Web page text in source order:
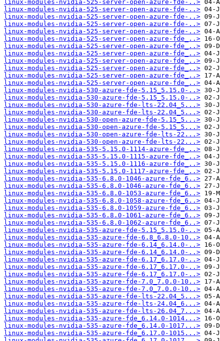
linux-modules-nvidia-525-server-open-azure-fde-..>
linux-modules-nvidia-525-server-open-azure-fde-..>
linux-modules-nvidia-525-server-open-azure-fde-..>
linux-modules-nvidia-525-server-open-azure-fde-..>
linux-modules-nvidia-525-server-open-azure-fde-..>
linux-modules-nvidia-525-server-open-azure-fde_..>
linux-modules-nvidia-525-server-open-azure-fde_..>
linux-modules-nvidia-525-server-open-azure-fde_..>
linux-modules-nvidia-525-server-open-azure-fde_..>
linux-modules-nvidia-525-server-open-azure-fde_..>
linux-modules-nvidia-525-server-open-azure-fde_..>
linux-modules-nvidia-525-server-open-azure-fde_..>
linux-modules-nvidia-530-azure-fde-5.15_5.15.0-..>
linux-modules-nvidia-530-azure-fde-5.15_5.15.0-..>
linux-modules-nvidia-530-azure-fde-lts-22.04_5...>
linux-modules-nvidia-530-azure-fde-lts-22.04_5...>
linux-modules-nvidia-530-open-azure-fde-5.15_5...>
linux-modules-nvidia-530-open-azure-fde-5.15_5...>
linux-modules-nvidia-530-open-azure-fde-lts-22...>
linux-modules-nvidia-530-open-azure-fde-lts-22...>
linux-modules-nvidia-535-5.15.0-1114-azure-fde_..>
linux-modules-nvidia-535-5.15.0-1115-azure-fde_..>
linux-modules-nvidia-535-5.15.0-1116-azure-fde_..>
linux-modules-nvidia-535-5.15.0-1117-azure-fde_..>
linux-modules-nvidia-535-6.8.0-1046-azure-fde_6..>
linux-modules-nvidia-535-6.8.0-1046-azure-fde_6..>
linux-modules-nvidia-535-6.8.0-1053-azure-fde_6..>
linux-modules-nvidia-535-6.8.0-1058-azure-fde_6..>
linux-modules-nvidia-535-6.8.0-1059-azure-fde_6..>
linux-modules-nvidia-535-6.8.0-1061-azure-fde_6..>
linux-modules-nvidia-535-6.8.0-1062-azure-fde_6..>
linux-modules-nvidia-535-azure-fde-5.15_5.15.0-..>
linux-modules-nvidia-535-azure-fde-6.8_6.8.0-10..>
linux-modules-nvidia-535-azure-fde-6.14_6.14.0-..>
linux-modules-nvidia-535-azure-fde-6.14_6.14.0-..>
linux-modules-nvidia-535-azure-fde-6.17_6.17.0-..>
linux-modules-nvidia-535-azure-fde-6.17_6.17.0-..>
linux-modules-nvidia-535-azure-fde-6.17_6.17.0-..>
linux-modules-nvidia-535-azure-fde-7.0_7.0.0-10..>
linux-modules-nvidia-535-azure-fde-7.0_7.0.0-10..>
linux-modules-nvidia-535-azure-fde-lts-22.04_5...>
linux-modules-nvidia-535-azure-fde-lts-24.04_6...>
linux-modules-nvidia-535-azure-fde-lts-26.04_7...>
linux-modules-nvidia-535-azure-fde_6.14.0-1014...>
linux-modules-nvidia-535-azure-fde_6.14.0-1017...>
linux-modules-nvidia-535-azure-fde_6.17.0-1015...>